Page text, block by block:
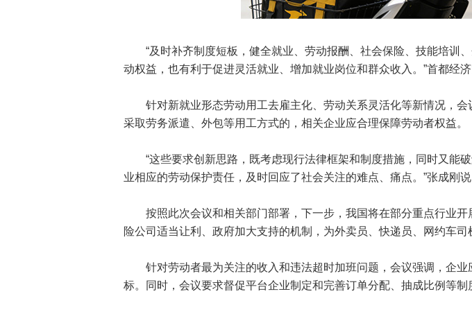
“及时补齐制度短板，健全就业、劳动报酬、社会保险、技能培训
动权益，也有利于促进灵活就业、增加就业岗位和群众收入。”首都经
针对新就业形态劳动用工去雇主化、劳动关系灵活化等新情况，会
采取劳务派遣、外包等用工方式的，相关企业应合理保障劳动者权益。
“这些要求创新思路，既考虑现行法律框架和制度措施，同时又能
业相应的劳动保护责任，及时回应了社会关注的难点、痛点。”张成刚说
按照此次会议和相关部门部署，下一步，我国将在部分重点行业开
险公司适当让利、政府加大支持的机制，为外卖员、快递员、网约车司
针对劳动者最为关注的收入和违法超时加班问题，会议强调，企业
标。同时，会议要求督促平台企业制定和完善订单分配、抽成比例等